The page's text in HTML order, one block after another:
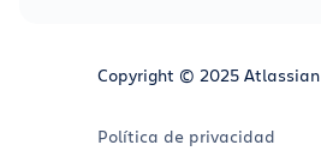
Copyright © 2025 Atlassian
Política de privacidad